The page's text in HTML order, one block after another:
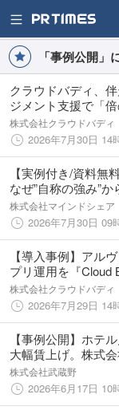
「事例公開
クラウドバディ、
ジメント支援で「
本ECサービスの導
サービス「Cloud
株式会社クラウドバディ
2026年7月30日 14
【実例付き/資料無
なぜ”自称の強み”
における「本当の強
株式会社マインドシェア
2026年7月30日 09
【導入事例】アル
プリ運用を『Cloud
し月間100〜150時
現した“プロジェク
株式会社クラウドバディ
2026年7月29日 14
【事例公開】ホテ
大幅賃上げ。株式
「MRAG」を通じて
善を強力に支援
株式会社武蔵野
2026年6月17日 10